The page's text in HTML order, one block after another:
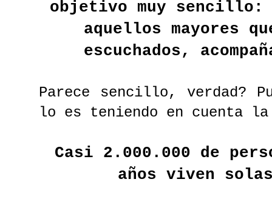
objetivo muy sencillo:
aquellos mayores
escuchados,
Parece sencillo, verdad?
lo es teniendo en cuenta
Casi 2.000.000 de
años viven